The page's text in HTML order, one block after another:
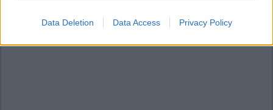
Data Deletion Data Access Privacy Policy